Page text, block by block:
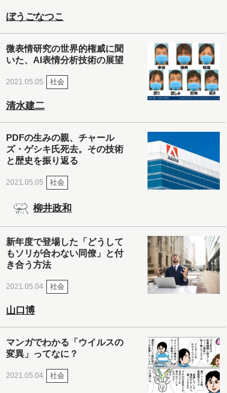
ぼうごなつこ
微表情研究の世界的権威に聞
いた、AI表情分析技術の展望
2021.05.05 社会
清水建二
PDFの生みの親、チャール
ズ・ゲシキ氏死去。その技術
と歴史を振り返る
2021.05.05 社会
柳井政和
新年度で登場した「どうして
もソリが合わない同僚」と付
き合う方法
2021.05.04 社会
山口博
マンガでわかる「ウイルスの
変異」ってなに？
2021.05.04 社会